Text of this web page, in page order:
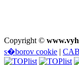
Copyright ©
s�borov cookie |